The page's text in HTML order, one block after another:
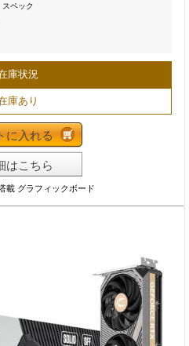
スペック
庫状況
庫あり
に入れる
はこちら
載 グラフィックボード